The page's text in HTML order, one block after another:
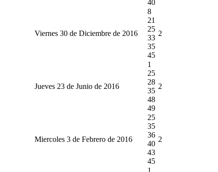
40
Viernes 30 de Diciembre de 2016
8
21
25
33
35
45
2
Jueves 23 de Junio de 2016
1
25
28
35
48
49
2
Miercoles 3 de Febrero de 2016
25
35
36
40
43
45
2
1